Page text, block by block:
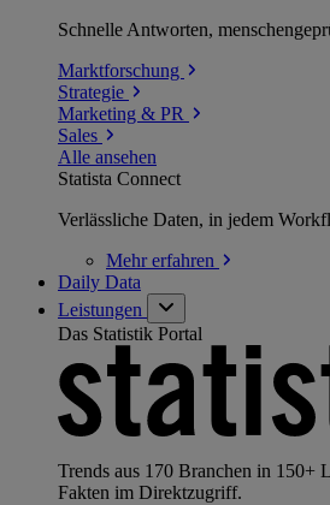
Schnelle Antworten,
Marktforschung
Strategie
Marketing & PR
Sales
Alle ansehen
Statista Connect
Verlässliche Daten, in jedem
Mehrerfahren
Daily Data
Leistungen
Das Statistik Portal
Trends aus 170 Branchen in 150+
Fakten im Direktzugriff.